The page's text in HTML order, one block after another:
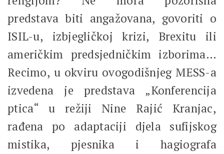
predstava biti angažovana, govoriti o
ISIL-u, izbjegličkoj krizi, Brexitu ili
američkim predsjedničkim izborima…
Recimo, u okviru ovogodišnjeg MESS-a
izvedena je predstava „Konferencija
ptica“ u režiji Nine Rajić Kranjac,
rađena po adaptaciji djela sufijskog
mistika, pjesnika i hagiografa